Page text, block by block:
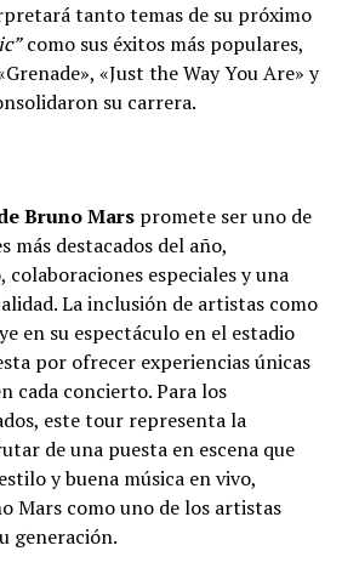
tanto temas de su próximo
como sus éxitos más populares,
«Just the Way You Are» y
su carrera.
Bruno Marspromete ser uno de
más destacados del año,
especiales y una
La inclusión de artistas como
en su espectáculo en el estadio
por ofrecer experiencias únicas
cada concierto. Para los
este tour representa la
de una puesta en escena que
y buena música en vivo,
Mars como uno de los artistas
generación.